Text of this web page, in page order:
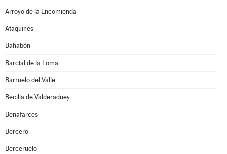
Arroyo de la Encomienda
Ataquines
Bahabón
Barcial de la Loma
Barruelo del Valle
Becilla de Valderaduey
Benafarces
Bercero
Berceruelo